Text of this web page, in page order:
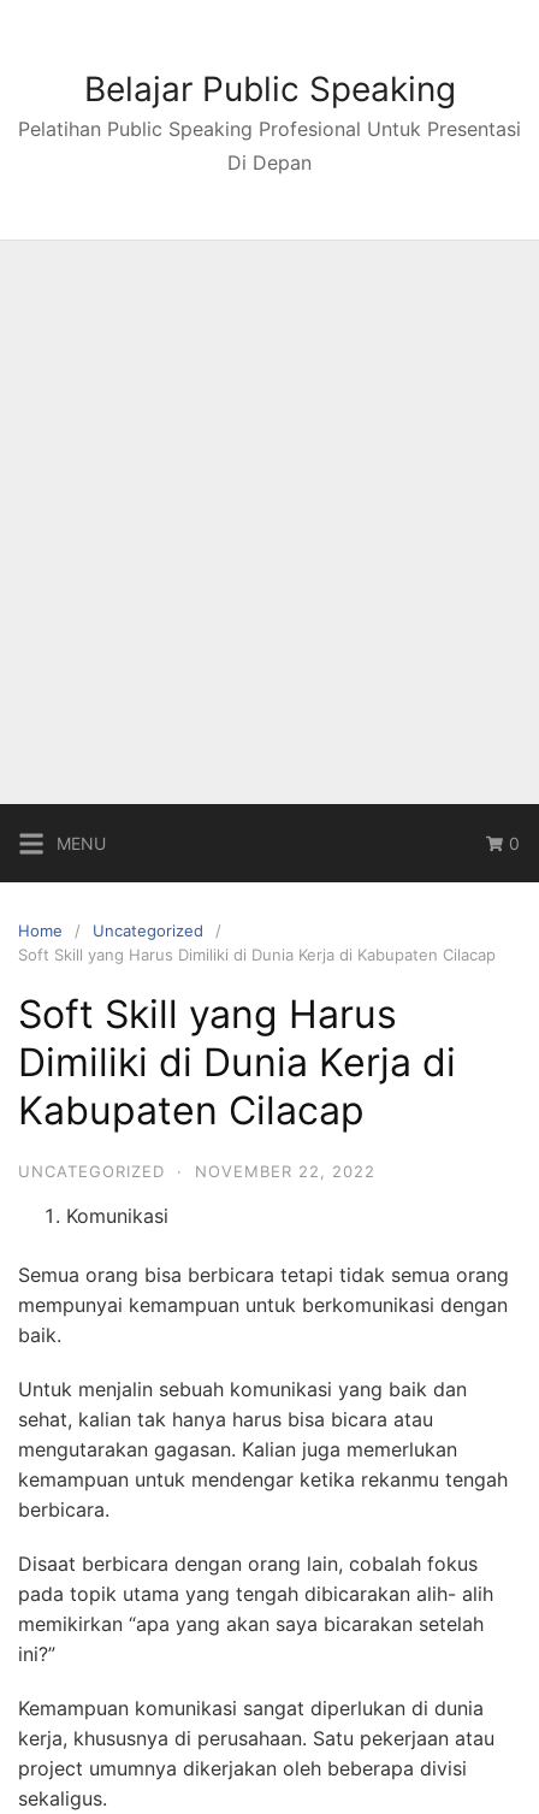
Belajar Public Speaking
Pelatihan Public Speaking Profesional Untuk Presentasi
Di Depan
MENU 0
Home
Uncategorized
Soft Skill yang Harus Dimiliki di Dunia Kerja di Kabupaten Cilacap
Soft Skill yang Harus
Dimiliki di Dunia Kerja di
Kabupaten Cilacap
UNCATEGORIZED · NOVEMBER 22, 2022
Komunikasi
Semua orang bisa berbicara tetapi tidak semua orang
mempunyai kemampuan untuk berkomunikasi dengan
baik.
Untuk menjalin sebuah komunikasi yang baik dan
sehat, kalian tak hanya harus bisa bicara atau
mengutarakan gagasan. Kalian juga memerlukan
kemampuan untuk mendengar ketika rekanmu tengah
berbicara.
Disaat berbicara dengan orang lain, cobalah fokus
pada topik utama yang tengah dibicarakan alih- alih
memikirkan “apa yang akan saya bicarakan setelah
ini?”
Kemampuan komunikasi sangat diperlukan di dunia
kerja, khususnya di perusahaan. Satu pekerjaan atau
project umumnya dikerjakan oleh beberapa divisi
sekaligus.